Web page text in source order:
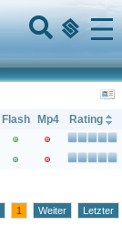
Menu
Flash Mp4
Rating
1 Weiter Letzter